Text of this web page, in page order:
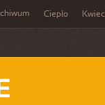
Ciepło